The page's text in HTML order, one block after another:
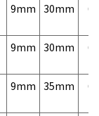
9mm 30mm
9mm 30mm
9mm 35mm